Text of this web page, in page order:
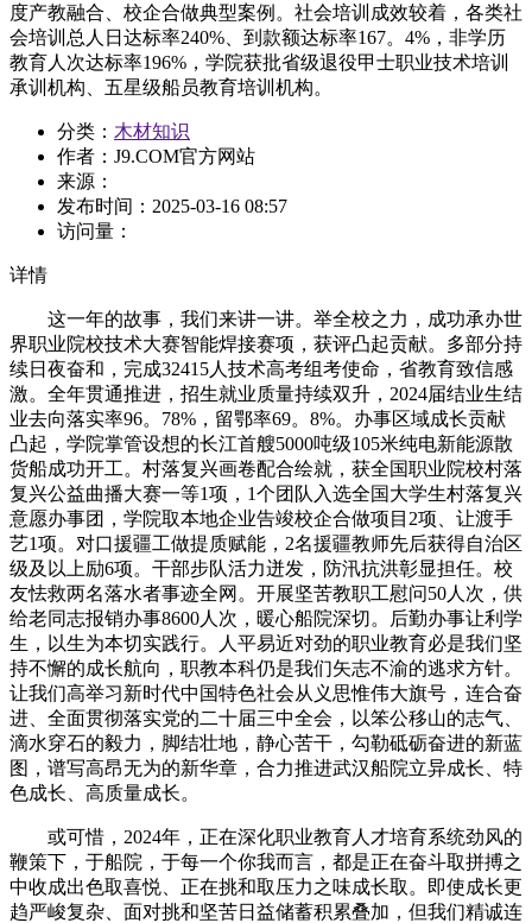
度产教融合、校企合做典型案例。社会培训成效较着，各类社
会培训总人日达标率240%、到款额达标率167。4%，非学历
教育人次达标率196%，学院获批省级退役甲士职业技术培训
承训机构、五星级船员教育培训机构。
分类： 木材知识
作者：J9.COM官方网站
来源：
发布时间： 2025-03-16 08:57
访问量：
详情
这一年的故事，我们来讲一讲。举全校之力，成功承办世
界职业院校技术大赛智能焊接赛项，获评凸起贡献。多部分持
续日夜奋和，完成32415人技术高考组考使命，省教育致信感
激。全年贯通推进，招生就业质量持续双升，2024届结业生结
业去向落实率96。78%，留鄂率69。8%。办事区域成长贡献
凸起，学院掌管设想的长江首艘5000吨级105米纯电新能源散
货船成功开工。村落复兴画卷配合绘就，获全国职业院校村落
复兴公益曲播大赛一等1项，1个团队入选全国大学生村落复兴
意愿办事团，学院取本地企业告竣校企合做项目2项、让渡手
艺1项。对口援疆工做提质赋能，2名援疆教师先后获得自治区
级及以上励6项。干部步队活力迸发，防汛抗洪彰显担任。校
友怯救两名落水者事迹全网。开展坚苦教职工慰问50人次，供
给老同志报销办事8600人次，暖心船院深切。后勤办事让利学
生，以生为本切实践行。人平易近对劲的职业教育必是我们坚
持不懈的成长航向，职教本科仍是我们矢志不渝的逃求方针。
让我们高举习新时代中国特色社会从义思惟伟大旗号，连合奋
进、全面贯彻落实党的二十届三中全会，以笨公移山的志气、
滴水穿石的毅力，脚结壮地，静心苦干，勾勒砥砺奋进的新蓝
图，谱写高昂无为的新华章，合力推进武汉船院立异成长、特
色成长、高质量成长。
或可惜，2024年，正在深化职业教育人才培育系统劲风的
鞭策下，于船院，于每一个你我而言，都是正在奋斗取拼搏之
中收成出色取喜悦、正在挑和取压力之味成长取。即使成长更
趋严峻复杂、面对挑和坚苦日益储蓄积累叠加，但我们精诚连